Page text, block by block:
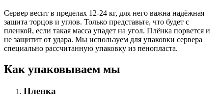
Сервер весит в пределах 12-24 кг, для него важна надёжная
защита торцов и углов. Только представьте, что будет с
пленкой, если такая масса упадет на угол. Плёнка порвется и
не защитит от удара. Мы используем для упаковки сервера
специально расcчитанную упаковку из пенопласта.
Как упаковываем мы
Пленка